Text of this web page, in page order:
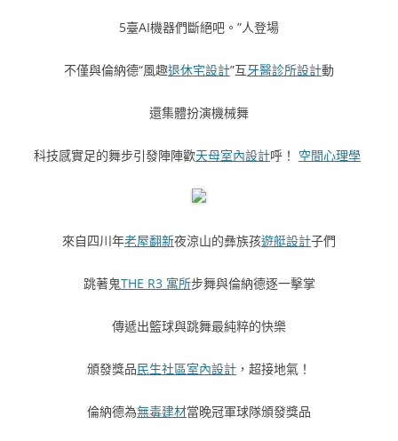
5臺AI機器們斷絕吧。”人登場
不僅與倫納德“風趣退休宅設計”互牙醫診所設計動
還集體扮演機械舞
科技感實足的舞步引發陣陣歡天母室內設計呼！ 空間心理學
來自四川年老屋翻新夜涼山的彝族孩遊艇設計子們
跳著鬼THE R3 寓所步舞與倫納德逐一擊掌
傳遞出籃球與跳舞最純粹的快樂
頒發獎品民生社區室內設計 ，超接地氣！
倫納德為無毒建材當晚冠軍球隊頒發獎品